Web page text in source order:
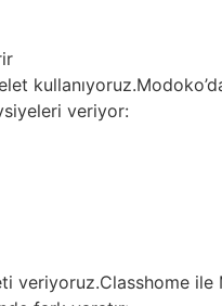
veriyor:
veriyoruz.Classhome ile